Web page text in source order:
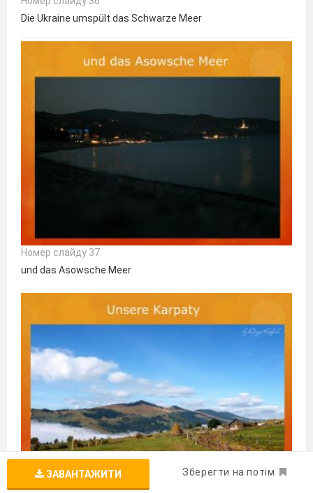
Die Ukraine umspült das Schwarze Meer
Номер слайду 37
und das Asowsche Meer
ЗАВАНТАЖИТИ Зберегти на потім